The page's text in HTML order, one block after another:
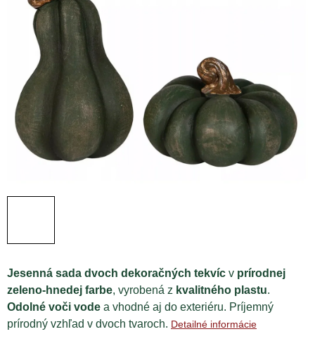
Jesenná sada dvoch dekoračných tekvíc v prírodnej
zeleno-hnedej farbe, vyrobená z kvalitného plastu.
Odolné voči vode a vhodné aj do exteriéru. Príjemný
prírodný vzhľad v dvoch tvaroch. Detailné informácie